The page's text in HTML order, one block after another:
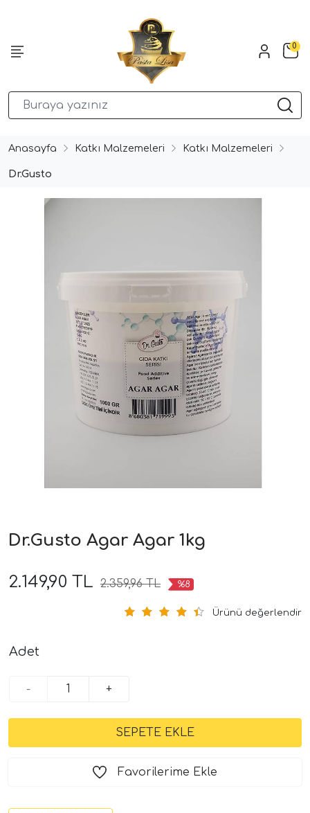
0
Anasayfa Katkı Malzemeleri Katkı Malzemeleri
Dr.Gusto
Dr.Gusto Agar Agar 1kg
2.149,90 TL 2.359,96 TL %8
Ürünü değerlendir
Adet
- +
Favorilerime Ekle